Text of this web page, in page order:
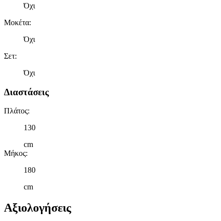
Όχι
Μοκέτα:
Όχι
Σετ:
Όχι
Διαστάσεις
Πλάτος:
130
cm
Μήκος:
180
cm
Αξιολογήσεις